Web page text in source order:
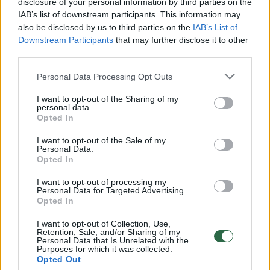
IAB’s list of downstream participants. This information may
also be disclosed by us to third parties on the IAB’s List of
Downstream Participants that may further disclose it to other
Personal Data Processing Opt Outs
I want to opt-out of the Sharing of my
personal data.
Opted In
I want to opt-out of the Sale of my
Personal Data.
Opted In
I want to opt-out of processing my
Personal Data for Targeted Advertising.
Opted In
I want to opt-out of Collection, Use,
Retention, Sale, and/or Sharing of my
Personal Data that Is Unrelated with the
Purposes for which it was collected.
Opted Out
00:00:30
Vaizdai iš tragiškos avarijos Vilniaus r.: dviejų moterų ir
vaiko gyvybių išgelbėti nepavyko
Savaitės vidurys nusimato karštas: temperatūra kils iki
32 laipsnių šilumos
vaizdas pribloškia
Žinios
00:00:55
Avarija Vilniuje: į stotelę įsirėžęs automobilis sužalojo
dvi moteris